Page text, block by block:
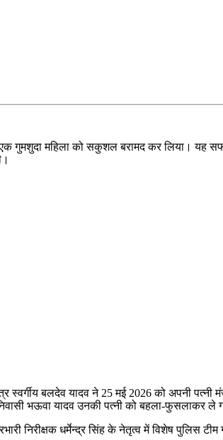
गुमशुदा महिला को सकुशल बरामद कर लिया। यह
स्वर्गीय बलदेव यादव ने 25 मई 2026 को अपनी
भऊवा यादव उनकी पत्नी को बहला-
निरीक्षक धर्मेन्द्र सिंह के नेतृत्व में विशेष पुलिस टीम